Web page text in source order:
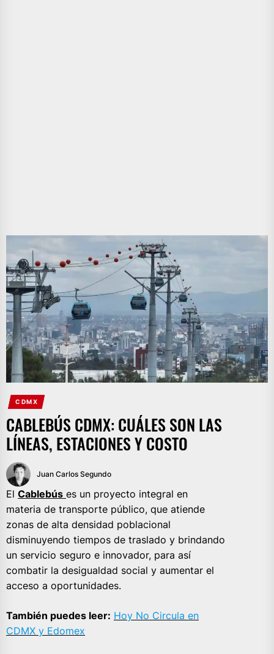
CDMX
CABLEBÚS CDMX: CUÁLES SON LAS
LÍNEAS, ESTACIONES Y COSTO
Juan Carlos Segundo
El Cablebús es un proyecto integral en
materia de transporte público, que atiende
zonas de alta densidad poblacional
disminuyendo tiempos de traslado y brindando
un servicio seguro e innovador, para así
combatir la desigualdad social y aumentar el
acceso a oportunidades.
También puedes leer: Hoy No Circula en
CDMX y Edomex